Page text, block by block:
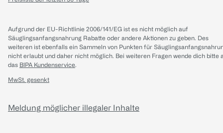
Aufgrund der EU-Richtlinie 2006/141/EG ist es nicht möglich auf
Säuglingsanfangsnahrung Rabatte oder andere Aktionen zu geben. Des
weiteren ist ebenfalls ein Sammeln von Punkten für
nicht erlaubt und daher nicht möglich. Bei weiteren Fragen wende dich bitte
das BIPA Kundenservice.
MwSt. gesenkt
Meldung möglicher illegaler Inhalte